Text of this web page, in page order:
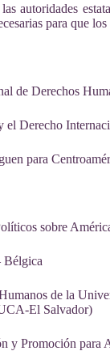
autoridades
para que
de Derechos
el Derecho
para
sobre
Bélgica
de la
El Salvador)
y Promoción para